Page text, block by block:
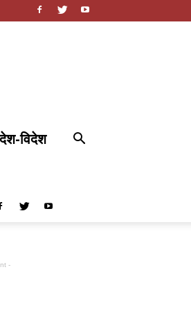
देश-विदेश
-